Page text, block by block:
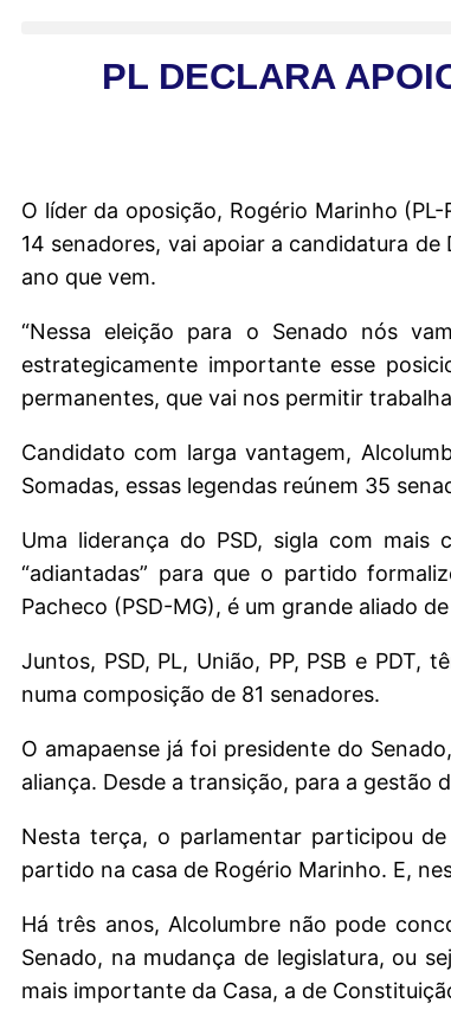
PL DECLARA
O líder da oposição, Rogério Marinho
14 senadores, vai apoiar a candidatura
ano que vem.
“Nessa eleição para o Senado nós
estrategicamente importante esse
permanentes, que vai nos permitir
Candidato com larga vantagem,
Somadas, essas legendas reúnem 35
Uma liderança do PSD, sigla com mais
“adiantadas” para que o partido
Pacheco (PSD-MG), é um grande aliado
Juntos, PSD, PL, União, PP, PSB e
numa composição de 81 senadores.
O amapaense já foi presidente do
aliança. Desde a transição, para a gestão
Nesta terça, o parlamentar participou
partido na casa de Rogério Marinho. E,
Há três anos, Alcolumbre não pode
Senado, na mudança de legislatura, ou
mais importante da Casa, a de